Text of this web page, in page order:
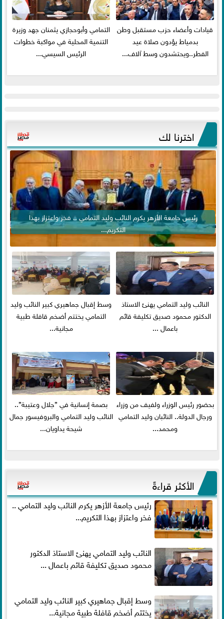
قيادات وأعضاء حزب مستقبل وطن
بدمياط يؤدون صلاة عيد
الفطر..ويحتشدون وسط آلاف...
التمامي وأبوحجازي يثمنان جهد وزيرة
التنمية المحلية في مواكبة خطوات
الرئيس السيسي...
اخترنا لك
رئيس جامعة الأزهر يكرم النائب وليد التمامي .. فخر واعتزاز بهذا
التكريم...
النائب وليد التمامي يهنئ الاستاذ
الدكتور محمود صديق تكليفة قائم
باعمال ...
وسط إقبال جماهيري كبير النائب وليد
التمامي يختتم أضخم قافلة طبية
مجانية...
بحضور رئيس الوزراء ولفيف من وزراء
ورجال الدولة.. النائبان وليد التمامي
ومحمد...
بصمة إنسانية في ”جلال وعتيبة”..
النائب وليد التمامي والبروفيسور جمال
شيحة يداويان...
الأكثر قراءةً
رئيس جامعة الأزهر يكرم النائب وليد التمامي ..
فخر واعتزاز بهذا التكريم...
النائب وليد التمامي يهنئ الاستاذ الدكتور
محمود صديق تكليفة قائم باعمال ...
وسط إقبال جماهيري كبير النائب وليد التمامي
يختتم أضخم قافلة طبية مجانية...